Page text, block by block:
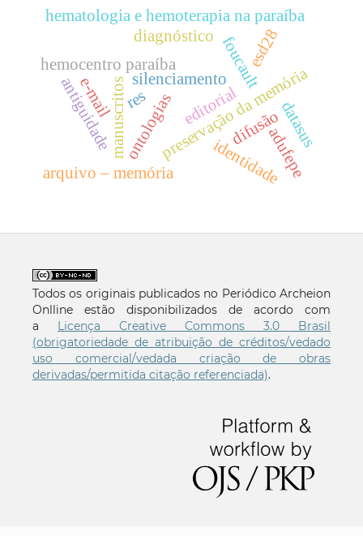
hemocentro paraíba
editorial
manuscritos silenciamento
preservação da memória
foucault
arquivo – memória
hematologia e hemoterapia na paraíba
antiguidadeontologias
diagnóstico
identidade
difusão
e-mail res
esd28
datasus
adufepe
Todos os originais publicados no Periódico Archeion
Onlline estão disponibilizados de acordo com
a
Licença Creative Commons 3.0 Brasil
(obrigatoriedade de atribuição de créditos/vedado
uso comercial/vedada criação de obras
derivadas/permitida citação referenciada).